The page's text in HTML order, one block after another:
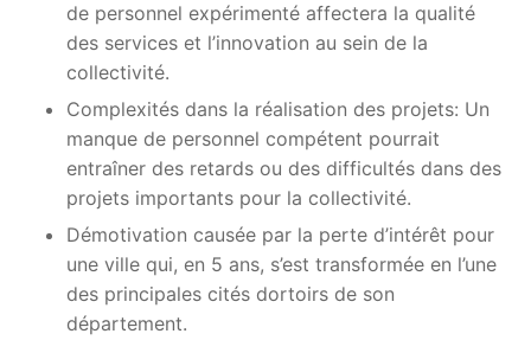
de personnel expérimenté affectera la qualité
des services et l’innovation au sein de la
collectivité.
Complexités dans la réalisation des projets: Un
manque de personnel compétent pourrait
entraîner des retards ou des difficultés dans des
projets importants pour la collectivité.
Démotivation causée par la perte d’intérêt pour
une ville qui, en 5 ans, s’est transformée en l’une
des principales cités dortoirs de son
département.